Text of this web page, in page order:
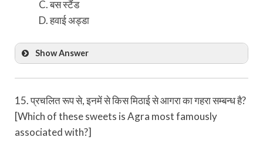
बस स्टैंड
हवाई अड्डा
Show Answer
15. प्रचलित रूप से, इनमें से किस मिठाई से आगरा का गहरा सम्बन्ध है?
[Which of these sweets is Agra most famously
associated with?]